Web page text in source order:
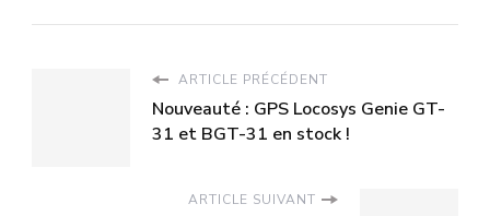
ARTICLE PRÉCÉDENT
Nouveauté : GPS Locosys Genie GT-
31 et BGT-31 en stock !
ARTICLE SUIVANT